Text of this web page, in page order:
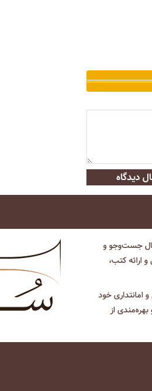
دیدگاه
جست‌و‌جو و
ارائه کتب،
امانتداری خود
از